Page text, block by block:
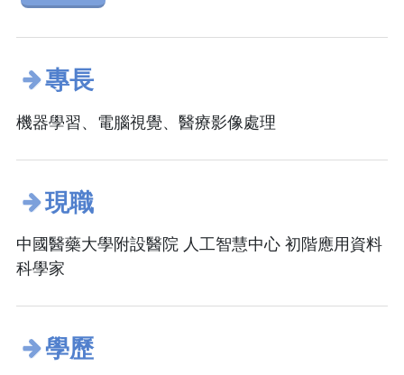
專長
機器學習、電腦視覺、醫療影像處理
現職
中國醫藥大學附設醫院 人工智慧中心 初階應用資料
科學家
學歷